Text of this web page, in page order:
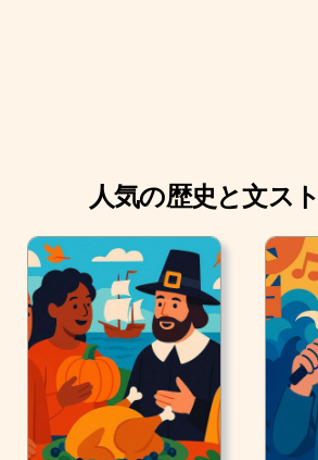
人気の歴史と文ス